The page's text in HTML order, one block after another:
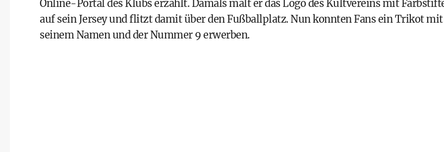
Online-Portal des Klubs erzählt. Damals malt er das Logo des Kultvereins mit
auf sein Jersey und flitzt damit über den Fußballplatz. Nun konnten Fans ein Trikot mit
seinem Namen und der Nummer 9 erwerben.